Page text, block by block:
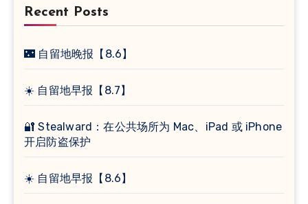
Recent Posts
🌃 自留地晚报【8.6】
☀️ 自留地早报【8.7】
🔐 Stealward：在公共场所为 Mac、iPad 或 iPhone
开启防盗保护
☀️ 自留地早报【8.6】